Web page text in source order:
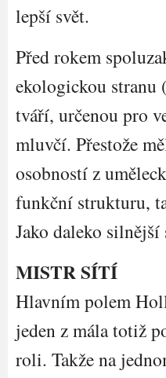
lepší svět.
Před rokem
ekologickou stranu
tváří, určenou pro
mluvčí. Přestože
osobností z
funkční strukturu,
Jako daleko
MISTR SÍTÍ
Hlavním polem
jeden z mála totiž
roli. Takže na